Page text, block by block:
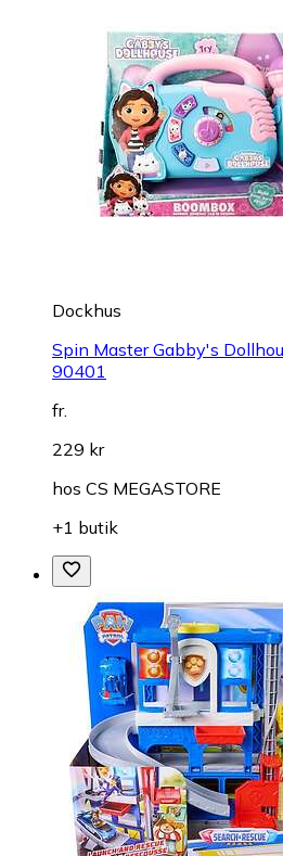
Dockhus
Spin Master Gabby's
90401
fr.
229 kr
hos CS MEGASTORE
+1 butik